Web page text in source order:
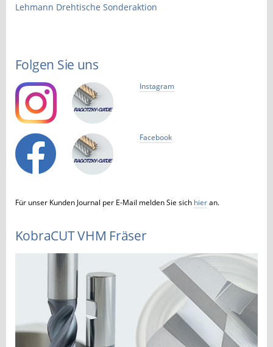
Lehmann Drehtische Sonderaktion
Folgen Sie uns
Instagram
Facebook
Für unser Kunden Journal per E-Mail melden Sie sich hieran.
KobraCUT VHM Fräser